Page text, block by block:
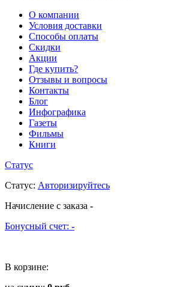
О компании
Условия доставки
Способы оплаты
Скидки
Акции
Где купить?
Отзывы и вопросы
Контакты
Блог
Инфографика
Газеты
Фильмы
Книги
Статус
Статус: Авторизируйтесь
Начисление с заказа -
Бонусный счет: -
В корзине: